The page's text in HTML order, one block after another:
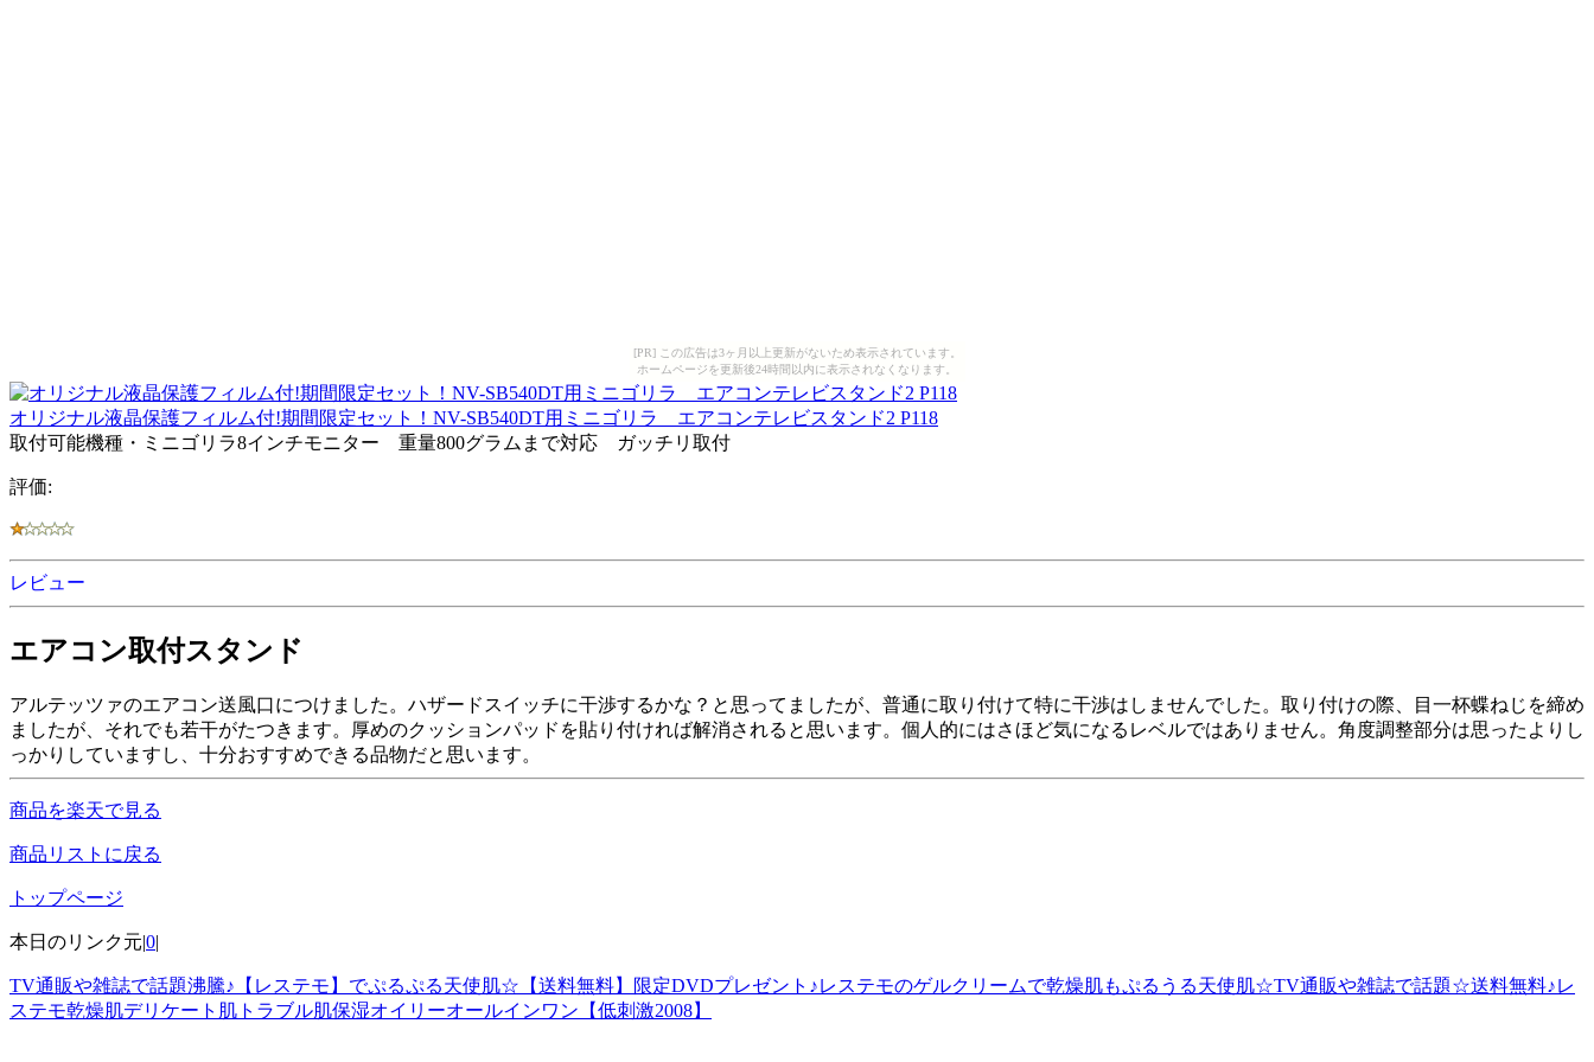
[PR] この広告は3ヶ月以上更新がないため表示されています。
ホームページを更新後24時間以内に表示されなくなります。
オリジナル液晶保護フィルム付!期間限定セット！NV-SB540DT用ミニゴリラ エアコンテレビスタンド2 P118
取付可能機種・ミニゴリラ8インチモニター 重量800グラムまで対応 ガッチリ取付
評価:
レビュー
エアコン取付スタンド
アルテッツァのエアコン送風口につけました。ハザードスイッチに干渉するかな？と思ってましたが、普通に取り付けて特に干渉はしませんでした。取り付けの際、目一杯蝶ねじを締め
ましたが、それでも若干がたつきます。厚めのクッションパッドを貼り付ければ解消されると思います。個人的にはさほど気になるレベルではありません。角度調整部分は思ったよりし
っかりしていますし、十分おすすめできる品物だと思います。
商品を楽天で見る
商品リストに戻る
トップページ
本日のリンク元|0|
TV通販や雑誌で話題沸騰♪【レステモ】でぷるぷる天使肌☆【送料無料】限定DVDプレゼント♪レステモのゲルクリームで乾燥肌もぷるうる天使肌☆TV通販や雑誌で話題☆送料無料♪レ
ステモ乾燥肌デリケート肌トラブル肌保湿オイリーオールインワン【低刺激2008】